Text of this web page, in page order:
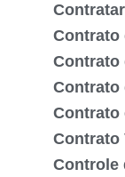
Contrato
Contrato
Contrato
Contrato
Contrato
Controle